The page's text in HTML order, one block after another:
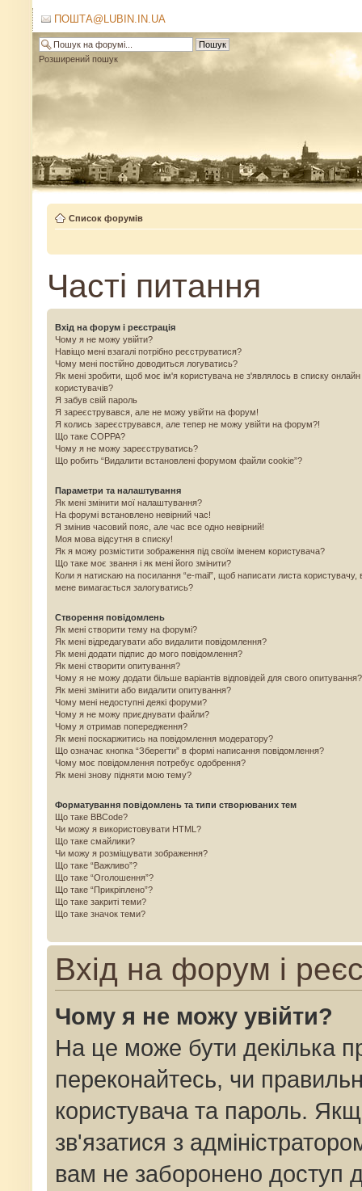
ПОШТА@LUBIN.IN.UA
Розширений пошук
Список форумів
Часті питання
Вхід на форум і реєстрація
Чому я не можу увійти?
Навіщо мені взагалі потрібно реєструватися?
Чому мені постійно доводиться логуватись?
Як мені зробити, щоб моє ім'я користувача не з'являлось в списку онлайн
користувачів?
Я забув свій пароль
Я зареєструвався, але не можу увійти на форум!
Я колись зареєструвався, але тепер не можу увійти на форум?!
Що таке COPPA?
Чому я не можу зареєструватись?
Що робить “Видалити встановлені форумом файли cookie”?
Параметри та налаштування
Як мені змінити мої налаштування?
На форумі встановлено невірний час!
Я змінив часовий пояс, але час все одно невірний!
Моя мова відсутня в списку!
Як я можу розмістити зображення під своїм іменем користувача?
Що таке моє звання і як мені його змінити?
Коли я натискаю на посилання “e-mail”, щоб написати листа користувачу,
мене вимагається залогуватись?
Створення повідомлень
Як мені створити тему на форумі?
Як мені відредагувати або видалити повідомлення?
Як мені додати підпис до мого повідомлення?
Як мені створити опитування?
Чому я не можу додати більше варіантів відповідей для свого опитування?
Як мені змінити або видалити опитування?
Чому мені недоступні деякі форуми?
Чому я не можу приєднувати файли?
Чому я отримав попередження?
Як мені поскаржитись на повідомлення модератору?
Що означає кнопка “Зберегти” в формі написання повідомлення?
Чому моє повідомлення потребує одобрення?
Як мені знову підняти мою тему?
Форматування повідомлень та типи створюваних тем
Що таке BBCode?
Чи можу я використовувати HTML?
Що таке смайлики?
Чи можу я розміщувати зображення?
Що таке “Важливо”?
Що таке “Оголошення”?
Що таке “Прикріплено”?
Що таке закриті теми?
Що таке значок теми?
Вхід на форум і
Чому я не можу увійти?
На це може бути декілька
переконайтесь, чи
користувача та пароль.
зв'язатися з
вам не заборонено